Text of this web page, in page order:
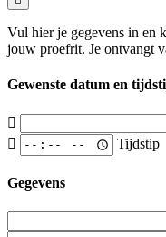
Vul hier je gegevens in en
jouw proefrit. Je ontvangt
Gewenste datum en
Tijdstip
Gegevens